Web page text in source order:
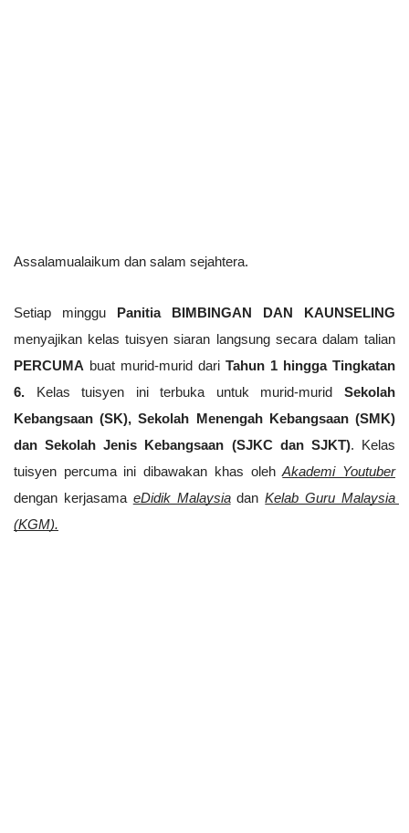
Assalamualaikum dan salam sejahtera.
Setiap minggu
Panitia BIMBINGAN DAN KAUNSELING
PERCUMA buat murid-murid dari Tahun 1 hingga Tingkatan
6.
Kelas tuisyen ini terbuka untuk murid-murid Sekolah
Kebangsaan (SK), Sekolah Menengah Kebangsaan (SMK)
dan Sekolah Jenis Kebangsaan (SJKC dan SJKT). Kelas
tuisyen percuma ini dibawakan khas oleh Akademi Youtuber
dengan kerjasama eDidik Malaysia dan Kelab Guru Malaysia
(KGM).